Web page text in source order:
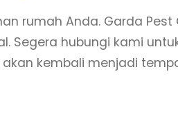
rumah Anda. Garda
Segera hubungi kami
akan kembali menjadi